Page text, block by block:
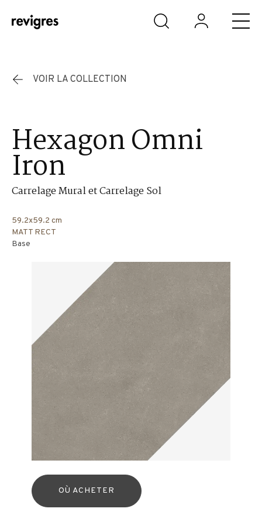
Aller au contenu principal
VOIR LA COLLECTION
Hexagon Omni
Iron
Carrelage Mural et Carrelage Sol
59.2x59.2 cm
MATT RECT
Base
OÙ ACHETER